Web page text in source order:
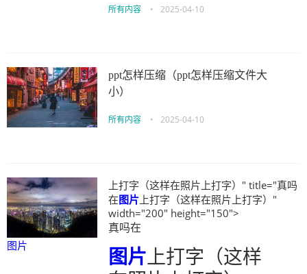
所有内容 • 2025-04-10
ppt怎样压缩（ppt怎样压缩文件大
小）
所有内容 • 2025-04-10
图片
上打字（这样在照片上打字）" title="真吗
在图片 上打字（这样在照片上打字）"
width="200" height="150">
真吗在
图片上打字（这样